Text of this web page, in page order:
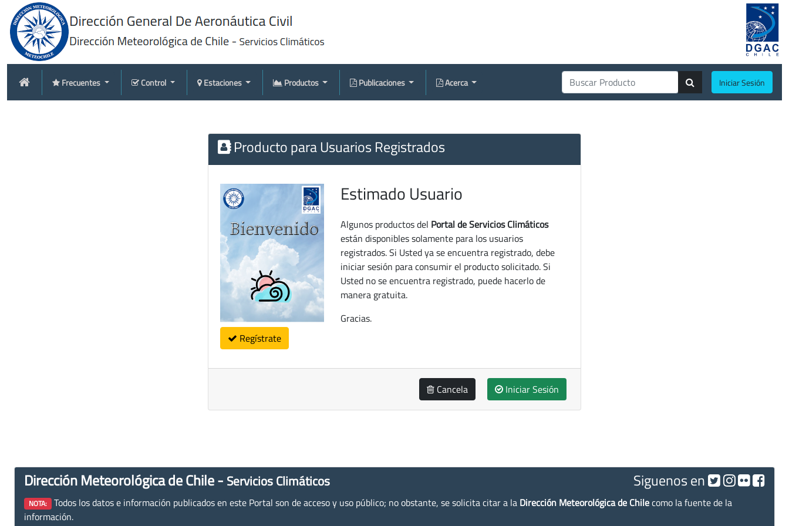
Frecuentes Control Estaciones Productos Publicaciones Acerca Iniciar Sesión
Producto para Usuarios Registrados
Regístrate
Estimado Usuario
Algunos productos del Portal de Servicios Climáticos
están disponibles solamente para los usuarios
registrados. Si Usted ya se encuentra registrado, debe
iniciar sesión para consumir el producto solicitado. Si
Usted no se encuentra registrado, puede hacerlo de
manera gratuita.
Gracias.
Cancela Iniciar Sesión
Dirección Meteorológica de Chile - Servicios Climáticos Siguenos en
NOTA: Todos los datos e información publicados en este Portal son de acceso y uso público; no obstante, se solicita citar a la Dirección Meteorológica de Chilecomo la fuente de la
información.